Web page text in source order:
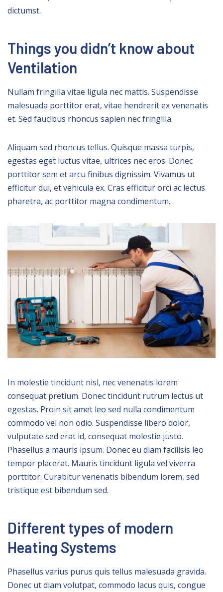
dictumst.
Things you didn’t know about
Ventilation
Nullam fringilla vitae ligula nec mattis. Suspendisse
malesuada porttitor erat, vitae hendrerit ex venenatis
et. Sed faucibus rhoncus sapien nec fringilla.
Aliquam sed rhoncus tellus. Quisque massa turpis,
egestas eget luctus vitae, ultrices nec eros. Donec
porttitor sem et arcu finibus dignissim. Vivamus ut
efficitur dui, et vehicula ex. Cras efficitur orci ac lectus
pharetra, ac porttitor magna condimentum.
In molestie tincidunt nisl, nec venenatis lorem
consequat pretium. Donec tincidunt rutrum lectus ut
egestas. Proin sit amet leo sed nulla condimentum
commodo vel non odio. Suspendisse libero dolor,
vulputate sed erat id, consequat molestie justo.
Phasellus a mauris ipsum. Donec eu diam facilisis leo
tempor placerat. Mauris tincidunt ligula vel viverra
porttitor. Curabitur venenatis bibendum lorem, sed
tristique est bibendum sed.
Different types of modern
Heating Systems
Phasellus varius purus quis tellus malesuada gravida.
Donec ut diam volutpat, commodo lacus quis, congue